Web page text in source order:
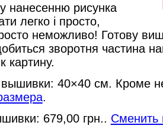
нанесенню рисунка
легко і просто,
неможливо! Готову
зворотня частина
картину.
вышивки: 40×40 см. Кроме
.
679,00 грн.. Сменить